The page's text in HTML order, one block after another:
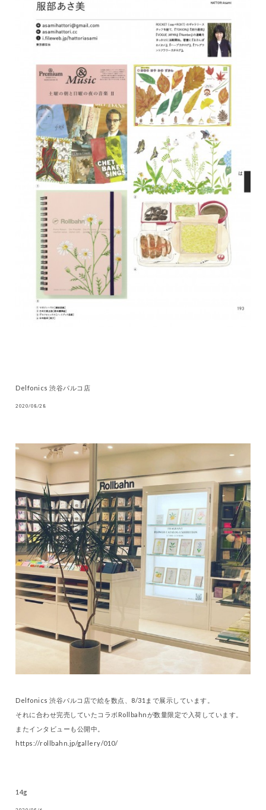
Delfonics 渋谷パルコ店
2020/08/28
Delfonics 渋谷パルコ店で絵を数点、8/31まで展示しています。
それに合わせ完売していたコラボRollbahnが数量限定で入荷しています。
またインタビューも公開中。
https://rollbahn.jp/gallery/010/
14g